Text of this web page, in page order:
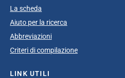
La scheda
Aiuto per la ricerca
Abbreviazioni
Criteri di compilazione
LINK UTILI